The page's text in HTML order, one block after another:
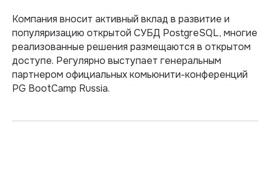
Компания вносит активный вклад в развитие и
популяризацию открытой СУБД PostgreSQL, многие
реализованные решения размещаются в открытом
доступе. Регулярно выступает генеральным
партнером официальных комьюнити-конференций
PG BootCamp Russia.